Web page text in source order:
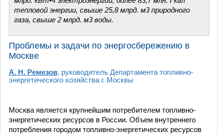
тепловой энергии, свыше 25,8 млрд. м3 природного
газа, свыше 2 млрд. м3 воды.
Проблемы и задачи по энергосбережению в
Москве
А. Н. Ремезов, руководитель Департамента топливно-
энергетического хозяйства г. Москвы
Москва является крупнейшим потребителем топливно-
энергетических ресурсов в России. Объем внутреннего
потребления городом топливно-энергетических ресурсов